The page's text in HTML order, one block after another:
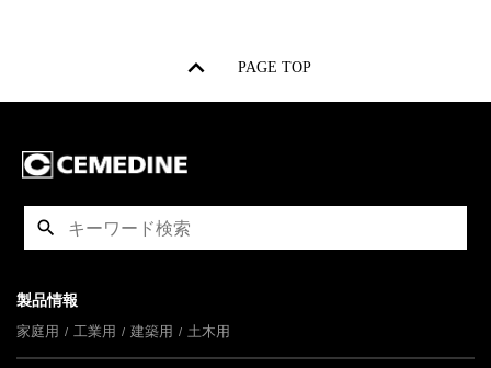
PAGE TOP
製品情報
家庭用
工業用 建築用 土木用